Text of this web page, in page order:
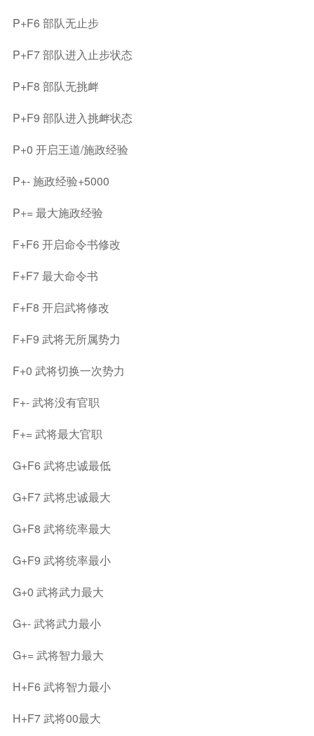
P+F6 部队无止步
P+F7 部队进入止步状态
P+F8 部队无挑衅
P+F9 部队进入挑衅状态
P+0 开启王道/施政经验
P+- 施政经验+5000
P+= 最大施政经验
F+F6 开启命令书修改
F+F7 最大命令书
F+F8 开启武将修改
F+F9 武将无所属势力
F+0 武将切换一次势力
F+- 武将没有官职
F+= 武将最大官职
G+F6 武将忠诚最低
G+F7 武将忠诚最大
G+F8 武将统率最大
G+F9 武将统率最小
G+0 武将武力最大
G+- 武将武力最小
G+= 武将智力最大
H+F6 武将智力最小
H+F7 武将00最大